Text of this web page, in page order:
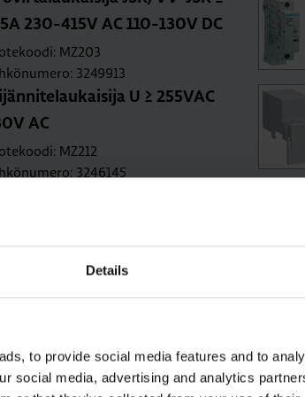
Details
to provide social media features and to
social media, advertising and analytics
230-415V AC 110-130V DC
MZ203
3249913
U ≥ 255­VAC
AC
MZ212
3246145
BDH380E
3263406